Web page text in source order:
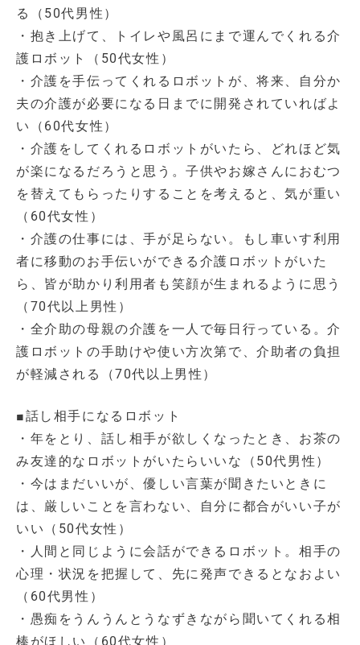
る（50代男性）
・抱き上げて、トイレや風呂にまで運んでくれる介
護ロボット（50代女性）
・介護を手伝ってくれるロボットが、将来、自分か
夫の介護が必要になる日までに開発されていればよ
い（60代女性）
・介護をしてくれるロボットがいたら、どれほど気
が楽になるだろうと思う。子供やお嫁さんにおむつ
を替えてもらったりすることを考えると、気が重い
（60代女性）
・介護の仕事には、手が足らない。もし車いす利用
者に移動のお手伝いができる介護ロボットがいた
ら、皆が助かり利用者も笑顔が生まれるように思う
（70代以上男性）
・全介助の母親の介護を一人で毎日行っている。介
護ロボットの手助けや使い方次第で、介助者の負担
が軽減される（70代以上男性）
■話し相手になるロボット
・年をとり、話し相手が欲しくなったとき、お茶の
み友達的なロボットがいたらいいな（50代男性）
・今はまだいいが、優しい言葉が聞きたいときに
は、厳しいことを言わない、自分に都合がいい子が
いい（50代女性）
・人間と同じように会話ができるロボット。相手の
心理・状況を把握して、先に発声できるとなおよい
（60代男性）
・愚痴をうんうんとうなずきながら聞いてくれる相
棒がほしい（60代女性）